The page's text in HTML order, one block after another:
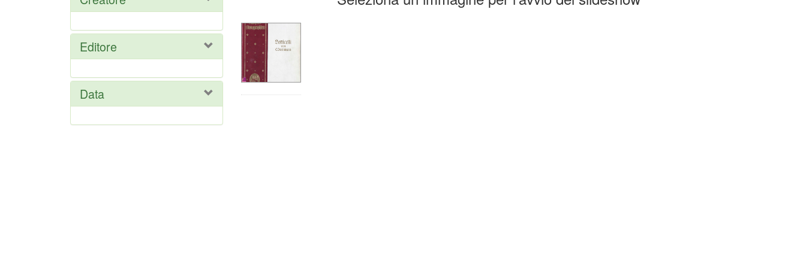
ricerca
Editore
Data